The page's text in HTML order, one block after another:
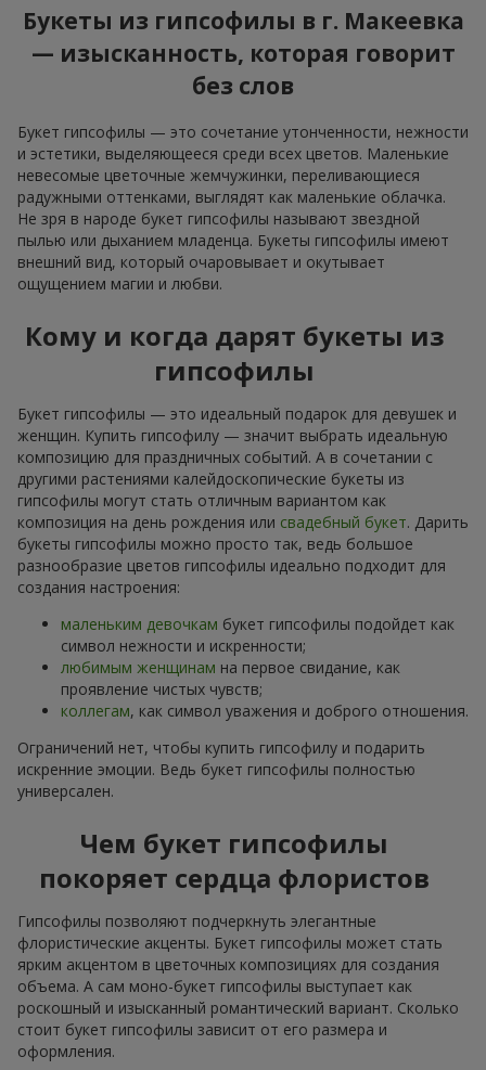
Букеты из гипсофилы в г. Макеевка
— изысканность, которая говорит
без слов
Букет гипсофилы — это сочетание утонченности, нежности
и эстетики, выделяющееся среди всех цветов. Маленькие
невесомые цветочные жемчужинки, переливающиеся
радужными оттенками, выглядят как маленькие облачка.
Не зря в народе букет гипсофилы называют звездной
пылью или дыханием младенца. Букеты гипсофилы имеют
внешний вид, который очаровывает и окутывает
ощущением магии и любви.
Кому и когда дарят букеты из
гипсофилы
Букет гипсофилы — это идеальный подарок для девушек и
женщин. Купить гипсофилу — значит выбрать идеальную
композицию для праздничных событий. А в сочетании с
другими растениями калейдоскопические букеты из
гипсофилы могут стать отличным вариантом как
композиция на день рождения или свадебный букет. Дарить
букеты гипсофилы можно просто так, ведь большое
разнообразие цветов гипсофилы идеально подходит для
создания настроения:
маленьким девочкам букет гипсофилы подойдет как
символ нежности и искренности;
любимым женщинам на первое свидание, как
проявление чистых чувств;
коллегам, как символ уважения и доброго отношения.
Ограничений нет, чтобы купить гипсофилу и подарить
искренние эмоции. Ведь букет гипсофилы полностью
универсален.
Чем букет гипсофилы
покоряет сердца флористов
Гипсофилы позволяют подчеркнуть элегантные
флористические акценты. Букет гипсофилы может стать
ярким акцентом в цветочных композициях для создания
объема. А сам моно-букет гипсофилы выступает как
роскошный и изысканный романтический вариант. Сколько
стоит букет гипсофилы зависит от его размера и
оформления.